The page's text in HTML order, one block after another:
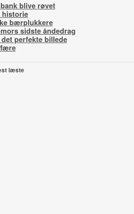
blive røvet
historie
bærplukkere
sidste åndedrag
perfekte billede
læste